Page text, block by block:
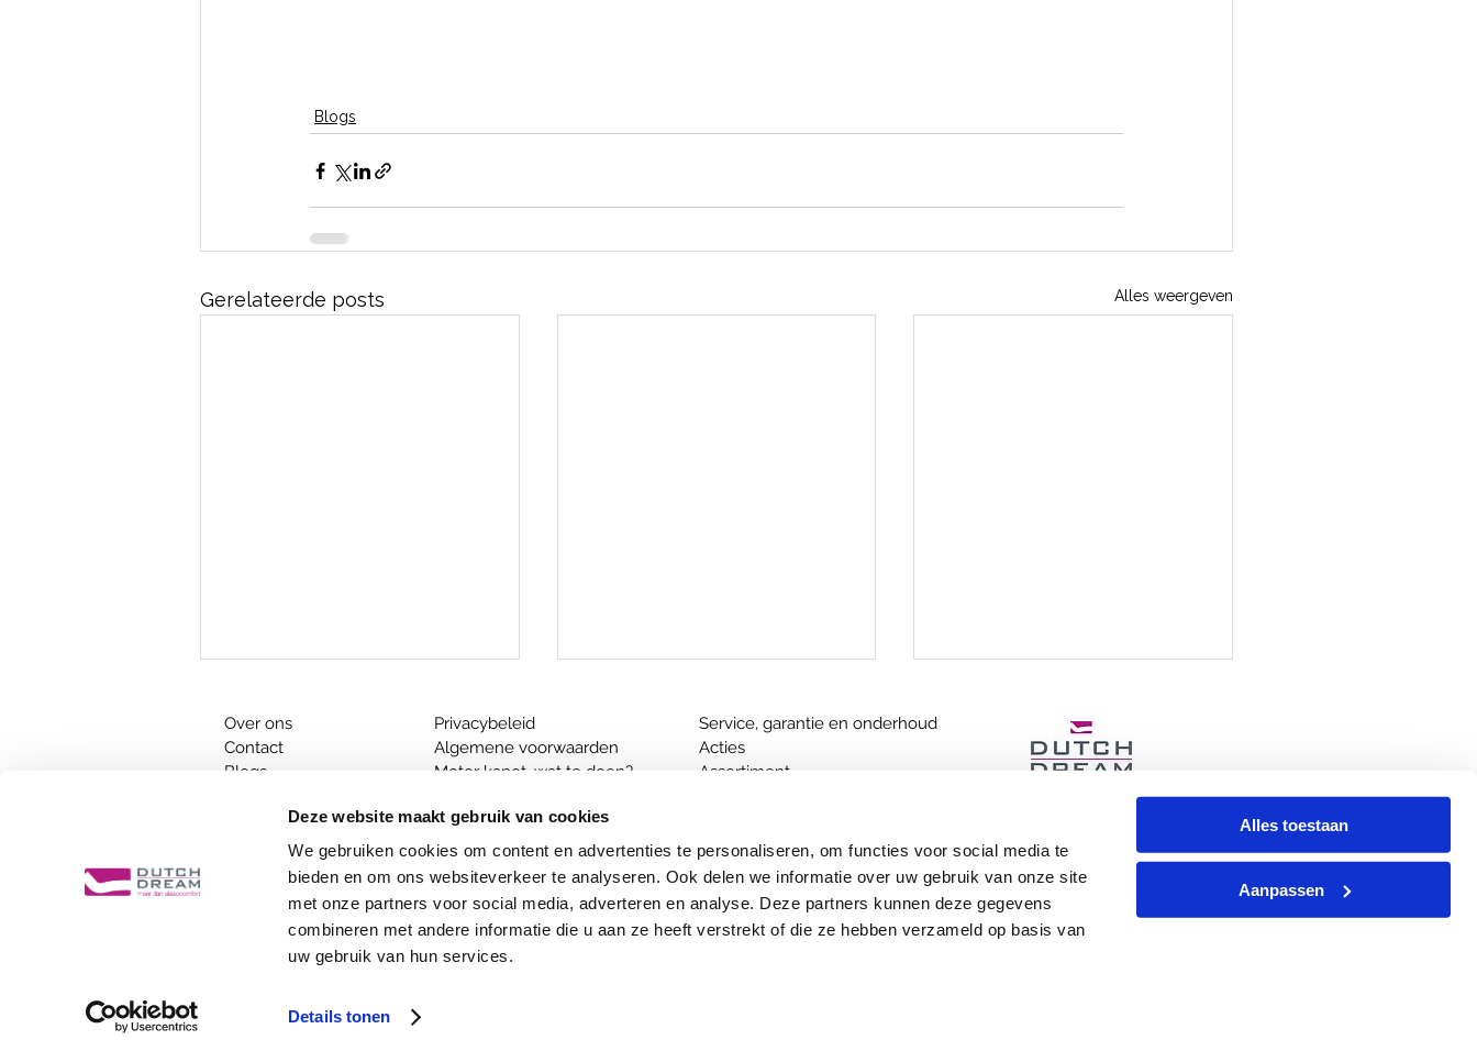
Deze website maakt gebruik van cookies
We gebruiken cookies om content en advertenties te personaliseren, om functies voor social media te
bieden en om ons websiteverkeer te analyseren. Ook delen we informatie over uw gebruik van onze site
met onze partners voor social media, adverteren en analyse. Deze partners kunnen deze gegevens
combineren met andere informatie die u aan ze heeft verstrekt of die ze hebben verzameld op basis van
uw gebruik van hun services.
Details tonen
Alles toestaan
Aanpassen
Blogs
Gerelateerde posts Alles weergeven
Welk matras past bij mij?
Wanneer is een matras aan
vervanging toe?
Tips bij het kopen van een
nieuw bed
Over ons
Contact
Blogs
Privacybeleid
Algemene voorwaarden
Motor kapot, wat te doen?
Service, garantie en onderhoud
Acties
Assortiment
Is je matras aan vervanging toe?
​​Tips bij het kopen van een nieuw bed
De voordelen van een fysieke winkel
Wat is een drukverlagend matras?
Welk matras bij rugklachten?
Welk matras past bij jou?
Hazerswoude |Delft |Naaldwijk |Ter Aar